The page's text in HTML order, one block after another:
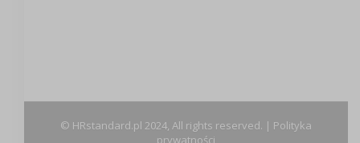
© HRstandard.pl 2024, All rights reserved. | Polityka
prywatności